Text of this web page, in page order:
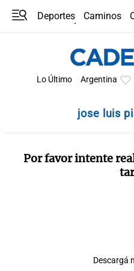
Deportes Caminos
Lo Último Argentina
jose luis
Por favor intente
Descargá